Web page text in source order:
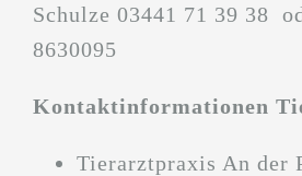
Schulze 03441 71 39 38
8630095
Kontaktinformationen
Tierarztpraxis An der